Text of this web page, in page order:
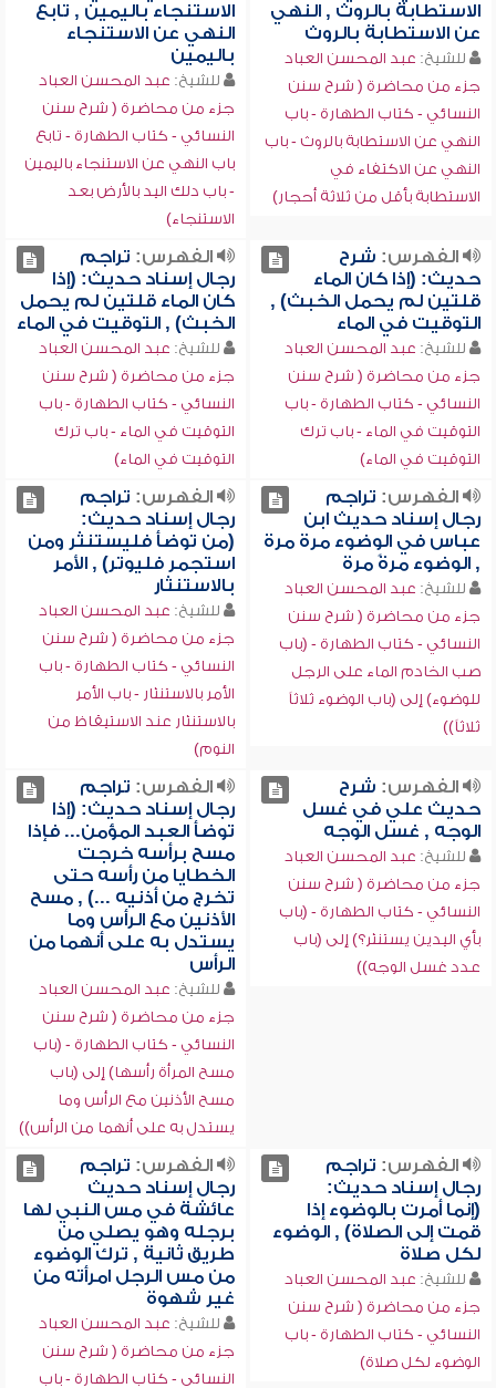
الاستطابة بالروث , النهي
عن الاستطابة بالروث
للشيخ: عبد المحسن العباد
جزء من محاضرة ( شرح سنن
النسائي - كتاب الطهارة - باب
النهي عن الاستطابة بالروث - باب
النهي عن الاكتفاء في
الاستطابة بأقل من ثلاثة أحجار)
الاستنجاء باليمين , تابع
النهي عن الاستنجاء
باليمين
للشيخ: عبد المحسن العباد
جزء من محاضرة ( شرح سنن
النسائي - كتاب الطهارة - تابع
باب النهي عن الاستنجاء باليمين
- باب دلك اليد بالأرض بعد
الاستنجاء)
الفهرس: شرح
حديث: (إذا كان الماء
قلتين لم يحمل الخبث) ,
التوقيت في الماء
للشيخ: عبد المحسن العباد
جزء من محاضرة ( شرح سنن
النسائي - كتاب الطهارة - باب
التوقيت في الماء - باب ترك
التوقيت في الماء)
الفهرس: تراجم
رجال إسناد حديث: (إذا
كان الماء قلتين لم يحمل
الخبث) , التوقيت في الماء
للشيخ: عبد المحسن العباد
جزء من محاضرة ( شرح سنن
النسائي - كتاب الطهارة - باب
التوقيت في الماء - باب ترك
التوقيت في الماء)
الفهرس: تراجم
رجال إسناد حديث ابن
عباس في الوضوء مرة مرة
, الوضوء مرةً مرة
للشيخ: عبد المحسن العباد
جزء من محاضرة ( شرح سنن
النسائي - كتاب الطهارة - (باب
صب الخادم الماء على الرجل
للوضوء) إلى (باب الوضوء ثلاثاً
ثلاثاً))
الفهرس: تراجم
رجال إسناد حديث:
(من توضأ فليستنثر ومن
استجمر فليوتر) , الأمر
بالاستنثار
للشيخ: عبد المحسن العباد
جزء من محاضرة ( شرح سنن
النسائي - كتاب الطهارة - باب
الأمر بالاستنثار - باب الأمر
بالاستنثار عند الاستيقاظ من
النوم)
الفهرس: شرح
حديث علي في غسل
الوجه , غسل الوجه
للشيخ: عبد المحسن العباد
جزء من محاضرة ( شرح سنن
النسائي - كتاب الطهارة - (باب
بأي اليدين يستنثر؟) إلى (باب
عدد غسل الوجه))
الفهرس: تراجم
رجال إسناد حديث: (إذا
توضأ العبد المؤمن... فإذا
مسح برأسه خرجت
الخطايا من رأسه حتى
تخرج من أذنيه ...) , مسح
الأذنين مع الرأس وما
يستدل به على أنهما من
الرأس
للشيخ: عبد المحسن العباد
جزء من محاضرة ( شرح سنن
النسائي - كتاب الطهارة - (باب
مسح المرأة رأسها) إلى (باب
مسح الأذنين مع الرأس وما
يستدل به على أنهما من الرأس))
الفهرس: تراجم
رجال إسناد حديث:
(إنما أمرت بالوضوء إذا
قمت إلى الصلاة) , الوضوء
لكل صلاة
للشيخ: عبد المحسن العباد
جزء من محاضرة ( شرح سنن
النسائي - كتاب الطهارة - باب
الوضوء لكل صلاة)
الفهرس: تراجم
رجال إسناد حديث
عائشة في مس النبي لها
برجله وهو يصلي من
طريق ثانية , ترك الوضوء
من مس الرجل امرأته من
غير شهوة
للشيخ: عبد المحسن العباد
جزء من محاضرة ( شرح سنن
النسائي - كتاب الطهارة - باب